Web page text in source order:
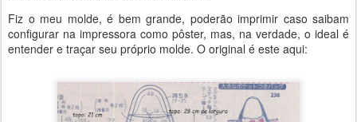
Fiz o meu molde, é bem grande, poderão imprimir caso saibam
configurar na impressora como pôster, mas, na verdade, o ideal é
entender e traçar seu próprio molde. O original é este aqui: